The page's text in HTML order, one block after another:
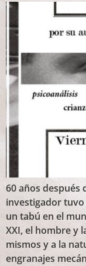
60 años después
investigador
un tabú en el
XXI, el hombre y
mismos y a la
engranajes